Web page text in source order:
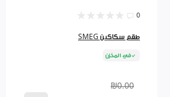
0
طقم سكاكين SMEG
في المخزن
₪0.00